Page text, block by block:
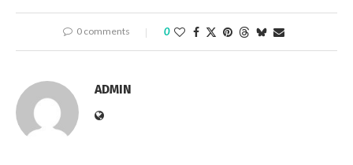
0 comments 0
ADMIN